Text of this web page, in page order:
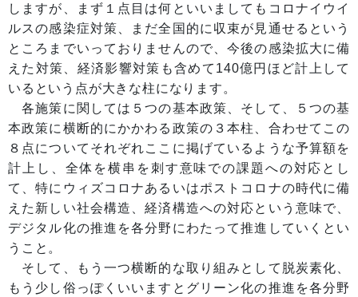
しますが、まず１点目は何といいましてもコロナイウイ
ルスの感染症対策、まだ全国的に収束が見通せるという
ところまでいっておりませんので、今後の感染拡大に備
えた対策、経済影響対策も含めて140億円ほど計上して
いるという点が大きな柱になります。
各施策に関しては５つの基本政策、そして、５つの基
本政策に横断的にかかわる政策の３本柱、合わせてこの
８点についてそれぞれここに掲げているような予算額を
計上し、全体を横串を刺す意味での課題への対応とし
て、特にウィズコロナあるいはポストコロナの時代に備
えた新しい社会構造、経済構造への対応という意味で、
デジタル化の推進を各分野にわたって推進していくとい
うこと。
そして、もう一つ横断的な取り組みとして脱炭素化、
もう少し俗っぽくいいますとグリーン化の推進を各分野